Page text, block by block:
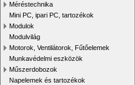
Méréstechnika
Mini PC, ipari PC, tartozékok
Modulok
Modulvilág
Motorok, Ventilátorok, Fűtőelemek
Munkavédelmi eszközök
Műszerdobozok
Napelemek és tartozékok